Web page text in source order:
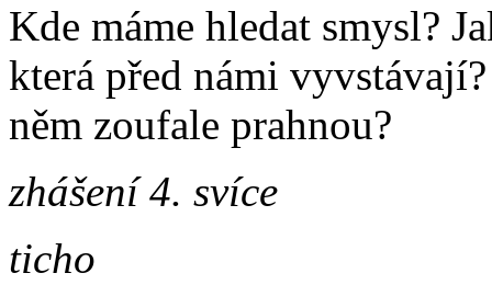
Kde máme hledat smysl?
která před námi
něm zoufale prahnou?
zhášení 4. svíce
ticho